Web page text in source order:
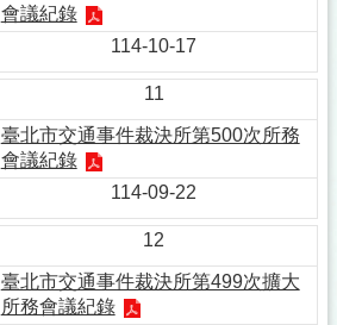
會議紀錄
114-10-17
11
臺北市交通事件裁決所第500次所務
會議紀錄
114-09-22
12
臺北市交通事件裁決所第499次擴大
所務會議紀錄